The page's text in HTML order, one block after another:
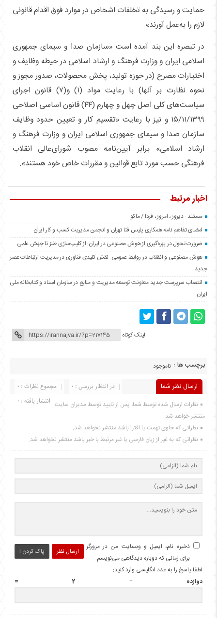
حمایت و رسیدگی به تخلفات اشخاص در موارد فوق اقدام قانونی
لازم را به‌عمل آورند».
در تبصره این بند آمده است «سازمان صدا و سیمای جمهوری
اسلامی ایران و وزارت فرهنگ و ارشاد اسلامی در حیطه وظایف و
اختیارات مصرح (در حوزه تولید، پخش محصولات، صدور مجوز و
نحوه نظارت بر آنها) با رعایت مواد (۱) و(۷) قانون اجرای
سیاست‌های کلی اصل چهل و چهارم (۴۴) قانون اساسی اصلاحی
۱۵/۱۱/۱۳۹۹ و نیز با رعایت «تقسیم کار و تعیین حدود وظایف
سازمان صدا و سیمای جمهوری اسلامی ایران و وزارت فرهنگ و
ارشاد اسلامی» برابر آیین‌نامه‌ مصوب شورای‌عالی انقلاب
فرهنگی حسب مورد تابع قوانین و مقررات خاص خود هستند».
اخبار مرتبط
مستند : دیروز ، امروز ، فردا / ماکو
امضای تفاهم نامه همکاری پلیس فتا تهران و انجمن مدیریت کسب و کار ایران
ضرورت تحول در بهره‌گیری از هوش مصنوعی در ایران: از کلیپ‌سازی طنز تا جهش علمی
هوش مصنوعی و انقلاب در روابط عمومی: نقش کلیدی فناوری در مدیریت ارتباطات عصر
جدید
انتصاب سرپرست جدید معاونت توسعه مدیریت و منابع در سازمان اسناد و کتابخانه ملی
ایران
لینک کوتاه
برچسب ها : ناموجود
ارسال نظر شما مجموع نظرات : 0
در انتظار بررسی : 0
انتشار یافته : 0 نظرات ارسال شده توسط شما، پس از تایید توسط مدیران سایت
منتشر خواهد شد.
نظراتی که حاوی تهمت یا افترا باشد منتشر نخواهد شد.
نظراتی که به غیر از زبان فارسی یا غیر مرتبط با خبر باشد منتشر نخواهد شد.
ارسال نظر پاک کردن !
ذخیره نام، ایمیل و وبسایت من در مرورگر
برای زمانی که دوباره دیدگاهی می‌نویسم.
لطفا پاسخ را به عدد انگلیسی وارد کنید:
دوازده − 2 =